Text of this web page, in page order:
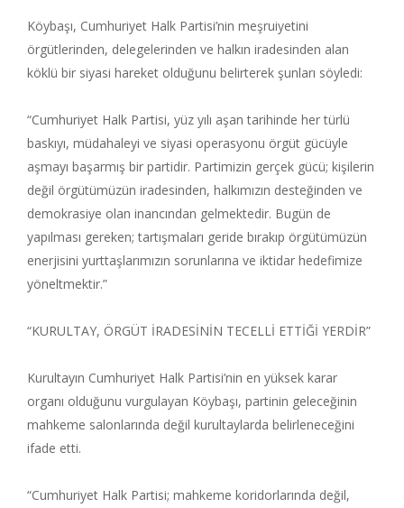
Köybaşı, Cumhuriyet Halk Partisi’nin meşruiyetini
örgütlerinden, delegelerinden ve halkın iradesinden alan
köklü bir siyasi hareket olduğunu belirterek şunları söyledi:
“Cumhuriyet Halk Partisi, yüz yılı aşan tarihinde her türlü
baskıyı, müdahaleyi ve siyasi operasyonu örgüt gücüyle
aşmayı başarmış bir partidir. Partimizin gerçek gücü; kişilerin
değil örgütümüzün iradesinden, halkımızın desteğinden ve
demokrasiye olan inancından gelmektedir. Bugün de
yapılması gereken; tartışmaları geride bırakıp örgütümüzün
enerjisini yurttaşlarımızın sorunlarına ve iktidar hedefimize
yöneltmektir.”
“KURULTAY, ÖRGÜT İRADESİNİN TECELLİ ETTİĞİ YERDİR”
Kurultayın Cumhuriyet Halk Partisi’nin en yüksek karar
organı olduğunu vurgulayan Köybaşı, partinin geleceğinin
mahkeme salonlarında değil kurultaylarda belirleneceğini
ifade etti.
“Cumhuriyet Halk Partisi; mahkeme koridorlarında değil,